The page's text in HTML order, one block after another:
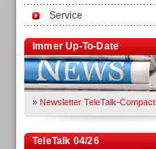
Service
Immer Up-To-Date
» Newsletter TeleTalk-Compact
TeleTalk 04/26